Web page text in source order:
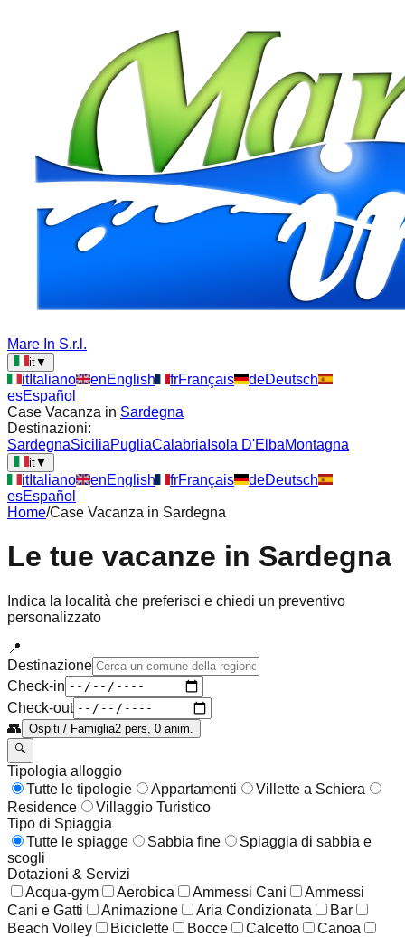
Mare In S.r.l.
it▼
itItaliano enEnglish frFrançais deDeutsch
esEspañol
Case Vacanza in Sardegna
Destinazioni:
SardegnaSiciliaPugliaCalabria Isola D'ElbaMontagna
it▼
itItaliano enEnglish frFrançais deDeutsch
esEspañol
Home/Case Vacanza in Sardegna
Le tue vacanze in Sardegna
Indica la località che preferisci e chiedi un preventivo
personalizzato
📍
Destinazione
Check-in
Check-out
👥 Ospiti / Famiglia2 pers, 0 anim.
🔍
Tipologia alloggio
Tutte le tipologie
Appartamenti
Villette a Schiera
Residence
Villaggio Turistico
Tipo di Spiaggia
Tutte le spiagge
Sabbia fine
Spiaggia di sabbia e
scogli
Dotazioni & Servizi
Acqua-gym
Aerobica Ammessi Cani
Ammessi
Cani e Gatti
Animazione Aria Condizionata
Bar
Beach Volley
Biciclette Bocce Calcetto
Canoa